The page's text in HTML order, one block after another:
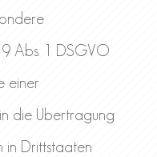
Abs. 1 DSGVO
einer
die Übertragung
Drittstaaten